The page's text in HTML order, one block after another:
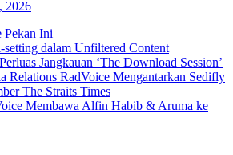
2026
Pekan Ini
dalam Unfiltered Content
Jangkauan ‘The Download Session’
Relations RadVoice Mengantarkan Sedifly
The Straits Times
Membawa Alfin Habib & Aruma ke